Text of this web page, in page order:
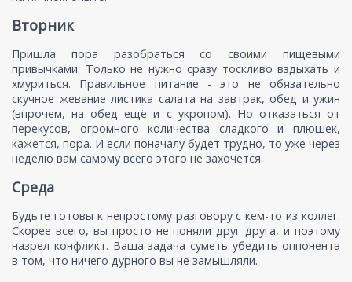
Вторник
Пришла пора разобраться со своими пищевыми
привычками. Только не нужно сразу тоскливо вздыхать и
хмуриться. Правильное питание - это не обязательно
скучное жевание листика салата на завтрак, обед и ужин
(впрочем, на обед ещё и с укропом). Но отказаться от
перекусов, огромного количества сладкого и плюшек,
кажется, пора. И если поначалу будет трудно, то уже через
неделю вам самому всего этого не захочется.
Среда
Будьте готовы к непростому разговору с кем-то из коллег.
Скорее всего, вы просто не поняли друг друга, и поэтому
назрел конфликт. Ваша задача суметь убедить оппонента
в том, что ничего дурного вы не замышляли.